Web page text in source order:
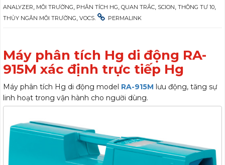
ANALYZER MÔI TRƯỜNG PHÂN TÍCH HG QUAN TRẮC SCION THÔNG TƯ 10
THỦY NGÂN MÔI TRƯỜNG VOCS PERMALINK
Máy phân tích Hg di động RA-
915M xác định trực tiếp Hg
Máy phân tích Hg di động model RA-915M lưu động, tăng sự
linh hoạt trong vận hành cho người dùng.